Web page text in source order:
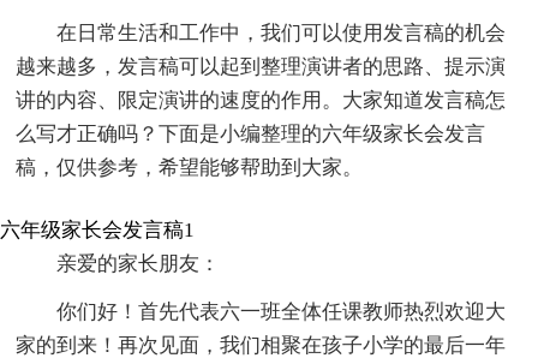
在日常生活和工作中，我们可以使用发言稿的机会
越来越多，发言稿可以起到整理演讲者的思路、提示演
讲的内容、限定演讲的速度的作用。大家知道发言稿怎
么写才正确吗？下面是小编整理的六年级家长会发言
稿，仅供参考，希望能够帮助到大家。
六年级家长会发言稿1
亲爱的家长朋友：
你们好！首先代表六一班全体任课教师热烈欢迎大
家的到来！再次见面，我们相聚在孩子小学的最后一年